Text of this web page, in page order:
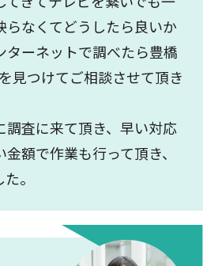
らなくてどうしたら良いか
ターネットで調べたら豊橋
見つけてご相談させて頂き
調査に来て頂き、早い対応
額で作業も行って頂き、
。